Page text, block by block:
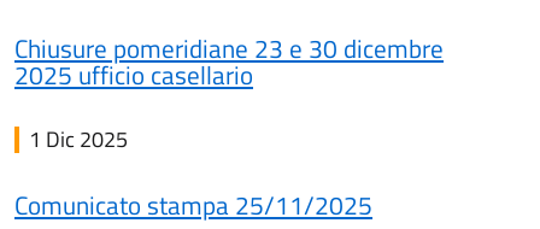
Chiusure pomeridiane 23 e 30 dicembre
2025 ufficio casellario
1 Dic 2025
Comunicato stampa 25/11/2025